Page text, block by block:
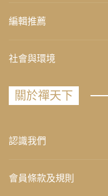
編輯推薦
社會與環境
關於禪天下
認識我們
會員條款及規則